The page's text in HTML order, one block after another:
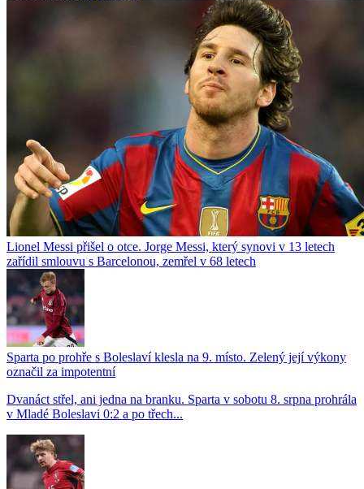
Lionel Messi přišel o otce. Jorge Messi, který synovi v 13 letech
zařídil smlouvu s Barcelonou, zemřel v 68 letech
Sparta po prohře s Boleslaví klesla na 9. místo. Zelený její výkony
označil za impotentní
Dvanáct střel, ani jedna na branku. Sparta v sobotu 8. srpna prohrála
v Mladé Boleslavi 0:2 a po třech...